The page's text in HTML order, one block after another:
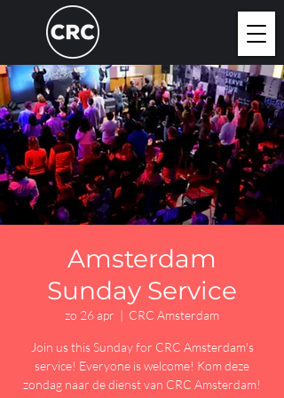
Amsterdam
Sunday Service
zo 26 apr
  |
CRC Amsterdam
Join us this Sunday for CRC Amsterdam's
service! Everyone is welcome! Kom deze
zondag naar de dienst van CRC Amsterdam!